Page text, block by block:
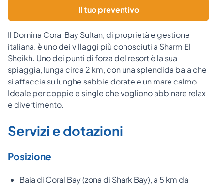
Il tuo preventivo
Il Domina Coral Bay Sultan, di proprietà e gestione
italiana, è uno dei villaggi più conosciuti a Sharm El
Sheikh. Uno dei punti di forza del resort è la sua
spiaggia, lunga circa 2 km, con una splendida baia che
si affaccia su lunghe sabbie dorate e un mare calmo.
Ideale per coppie e single che vogliono abbinare relax
e divertimento.
Servizi e dotazioni
Posizione
Baia di Coral Bay (zona di Shark Bay), a 5 km da